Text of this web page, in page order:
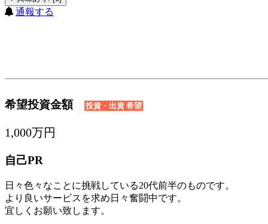
通報する
希望投資金額 投資・出資 希望
1,000万円
自己PR
日々色々なことに挑戦している20代前半のものです。
より良いサービスを求め日々奮闘中です。
宜しくお願い致します。